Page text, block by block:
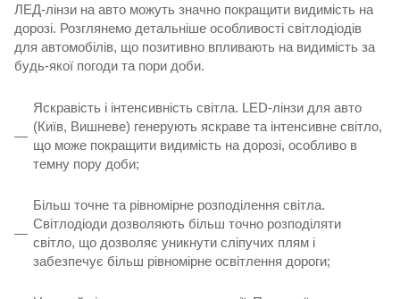
ЛЕД-лінзи на авто можуть значно покращити видимість на
дорозі. Розглянемо детальніше особливості світлодіодів
для автомобілів, що позитивно впливають на видимість за
будь-якої погоди та пори доби.
Яскравість і інтенсивність світла. LED-лінзи для авто
(Київ, Вишневе) генерують яскраве та інтенсивне світло,
що може покращити видимість на дорозі, особливо в
темну пору доби;
Більш точне та рівномірне розподілення світла.
Світлодіоди дозволяють більш точно розподіляти
світло, що дозволяє уникнути сліпучих плям і
забезпечує більш рівномірне освітлення дороги;